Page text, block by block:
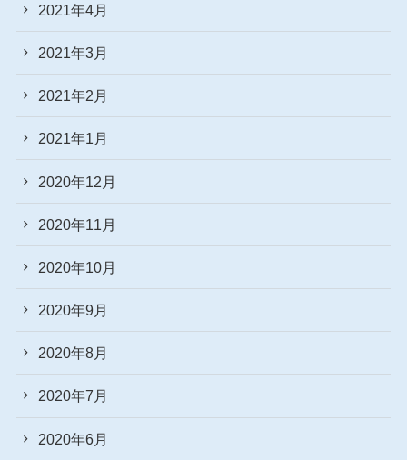
2021年4月
2021年3月
2021年2月
2021年1月
2020年12月
2020年11月
2020年10月
2020年9月
2020年8月
2020年7月
2020年6月